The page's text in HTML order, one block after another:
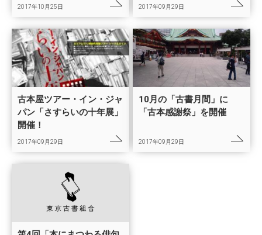
2017年10月25日 2017年09月29日
古本屋ツアー・イン・ジャ
パン「さすらいの十年展」
開催！
2017年09月29日
10月の「古書月間」に
「古本感謝祭」を開催
2017年09月29日